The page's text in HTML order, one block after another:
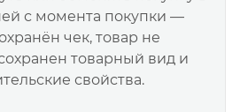
с момента покупки —
чек, товар не
товарный вид и
свойства.